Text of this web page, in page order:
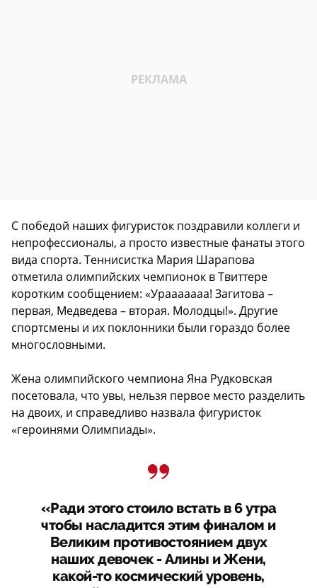
С победой наших фигуристок поздравили коллеги и
непрофессионалы, а просто известные фанаты этого
вида спорта. Теннисистка Мария Шарапова
отметила олимпийских чемпионок в Твиттере
коротким сообщением: «Урааааааа! Загитова –
первая, Медведева – вторая. Молодцы!». Другие
спортсмены и их поклонники были гораздо более
многословными.
Жена олимпийского чемпиона Яна Рудковская
посетовала, что увы, нельзя первое место разделить
на двоих, и справедливо назвала фигуристок
«героинями Олимпиады».
«Ради этого стоило встать в 6 утра
чтобы насладится этим финалом и
Великим противостоянием двух
наших девочек - Алины и Жени,
какой-то космический уровень,